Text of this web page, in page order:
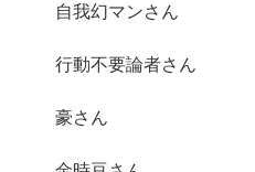
自我幻マンさん
行動不要論者さん
豪さん